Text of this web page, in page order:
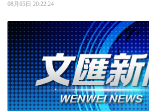
08月05日 20:22:24